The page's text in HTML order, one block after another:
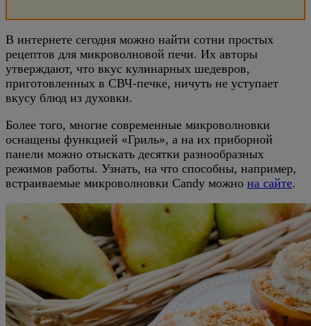
В интернете сегодня можно найти сотни простых
рецептов для микроволновой печи. Их авторы
утверждают, что вкус кулинарных шедевров,
приготовленных в СВЧ-печке, ничуть не уступает
вкусу блюд из духовки.
Более того, многие современные микроволновки
оснащены функцией «Гриль», а на их приборной
панели можно отыскать десятки разнообразных
режимов работы. Узнать, на что способны, например,
встраиваемые микроволновки Candy можно на сайте.